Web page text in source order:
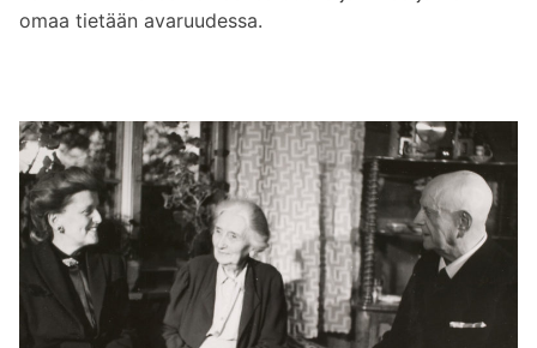
omaa tietään avaruudessa.